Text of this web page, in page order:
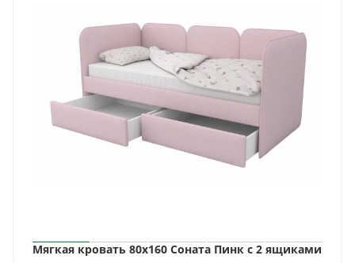
Мягкая кровать 80х160 Соната Пинк с 2 ящиками